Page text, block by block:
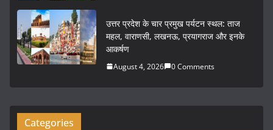
उत्तर प्रदेश के चार प्रमुख पर्यटन स्थल: ताज
महल, वाराणसी, लखनऊ, प्रयागराज और इनके
आकर्षण
August 4, 2026 0 Comments
Categories